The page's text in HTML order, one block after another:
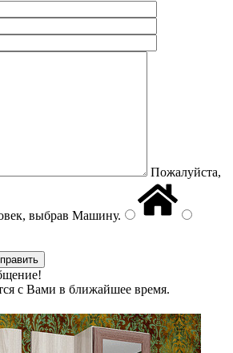
Пожалуйста,
выбрав Машину.
с Вами в ближайшее время.